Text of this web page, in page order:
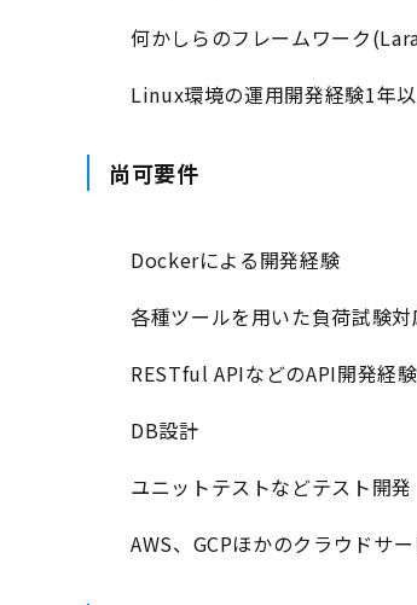
何かしらのフレームワーク
Linux環境の運用開発経験1年
尚可要件
Dockerによる開発経験
各種ツールを用いた負荷試験
RESTful APIなどのAPI開発経験
DB設計
ユニットテストなどテスト開発
AWS、GCPほかのクラウドサ